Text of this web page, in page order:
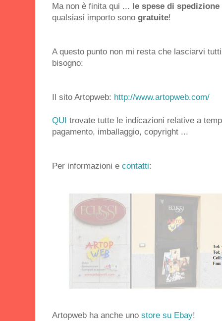
Ma non è finita qui ... le spese di spedizione
qualsiasi importo sono gratuite!
A questo punto non mi resta che lasciarvi
bisogno:
Il sito Artopweb: http://www.artopweb.com/
QUI trovate tutte le indicazioni relative a
pagamento, imballaggio, copyright ...
Per informazioni e contatti:
Artopweb ha anche uno store su Ebay!